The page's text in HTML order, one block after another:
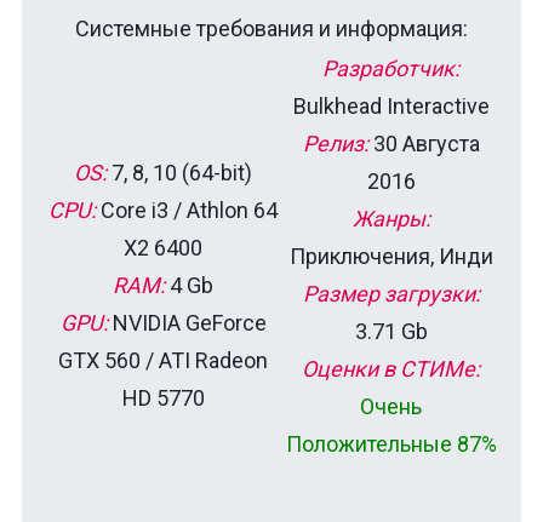
Системные требования и информация:
OS:7, 8, 10 (64-bit)
CPU:Core i3 / Athlon 64
X2 6400
RAM:4 Gb
GPU:NVIDIA GeForce
GTX 560 / ATI Radeon
HD 5770
Разработчик:
Bulkhead Interactive
Релиз:30 Августа
2016
Жанры:
Приключения, Инди
Размер загрузки:
3.71 Gb
Оценки в СТИМе:
Очень
Положительные 87%